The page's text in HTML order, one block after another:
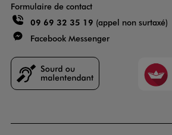
Formulaire de contact
09 69 32 35 19 (appel non surtaxé)
Facebook Messenger
Faciliti